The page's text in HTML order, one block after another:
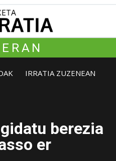
IRRATIA ZUZENEAN
berezia
er